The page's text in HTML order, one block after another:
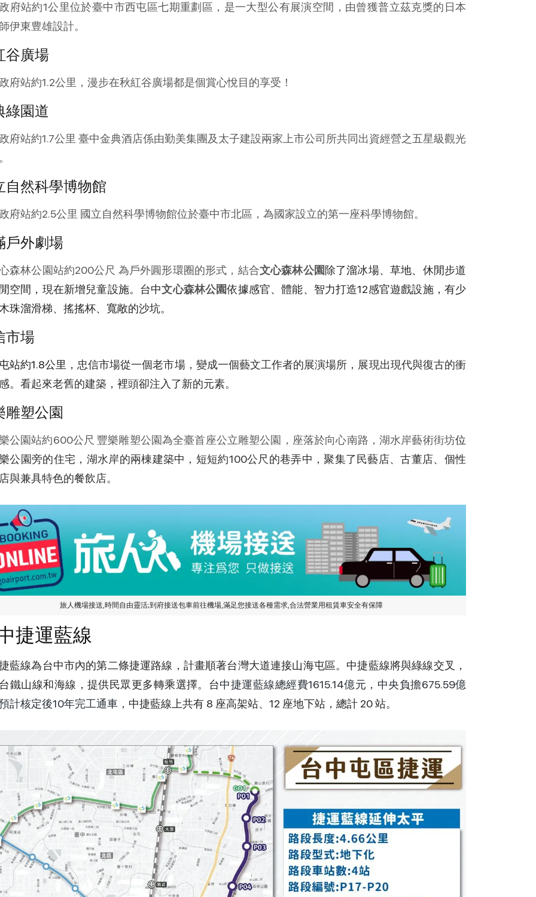
府站約1公里位於臺中市西屯區七期重劃區，是一大型公有展演空間，由曾獲普立茲克獎的日本
伊東豊雄設計。
谷廣場
府站約1.2公里，漫步在秋紅谷廣場都是個賞心悅目的享受！
綠園道
府站約1.7公里 臺中金典酒店係由勤美集團及太子建設兩家上市公司所共同出資經營之五星級觀光
自然科學博物館
府站約2.5公里 國立自然科學博物館位於臺中市北區，為國家設立的第一座科學博物館。
戶外劇場
森林公園站約200公尺 為戶外圓形環圈的形式，結合文心森林公園除了溜冰場、草地、休閒步道
空間，現在新增兒童設施。台中文心森林公園依據感官、體能、智力打造12感官遊戲設施，有少
珠溜滑梯、搖搖杯、寬敞的沙坑。
市場
站約1.8公里， 忠信市場從一個老市場，變成一個藝文工作者的展演場所，展現出現代與復古的衝
。看起來老舊的建築，裡頭卻注入了新的元素。
雕塑公園
公園站約600公尺 豐樂雕塑公園為全臺首座公立雕塑公園，座落於向心南路，湖水岸藝術街坊位
公園旁的住宅，湖水岸的兩棟建築中，短短約100公尺的巷弄中，聚集了民藝店、古董店、個性
與兼具特色的餐飲店。
旅人機場接送,時間自由靈活;到府接送包車前往機場,滿足您接送各種需求,合法營業用租賃車安全有保障
捷運藍線
藍線為台中市內的第二條捷運路線，計畫順著台灣大道連接山海屯區。中捷藍線將與綠線交叉，
鐵山線和海線，提供民眾更多轉乘選擇。台中捷運藍線總經費1615.14億元，中央負擔675.59億
計核定後10年完工通車， 中捷藍線上共有 8 座高架站、12 座地下站，總計 20 站。